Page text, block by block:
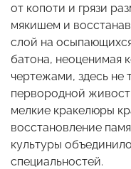
от копоти и грязи
мякишем и
слой на
батона, неоценимая
чертежами, здесь не
первородной
мелкие кракелюры
восстановление
культуры
специальностей.